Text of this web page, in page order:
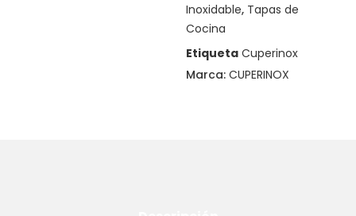
Inoxidable, Tapas de
Cocina
Etiqueta Cuperinox
Marca: CUPERINOX